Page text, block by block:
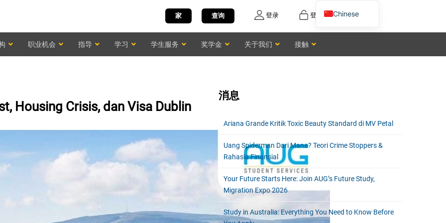
登记
登录
查询
家
职业机会 指导 学习 学生服务 奖学金 关于我们 接触
Housing Crisis, dan Visa Dublin
消息
Ariana Grande Kritik Toxic Beauty Standard di MV Petal
Uang Spiderman Dari Mana? Teori Crime Stoppers &
Rahasia Finansial
Your Future Starts Here: Join AUG’s Future Study,
Migration Expo 2026
Study in Australia: Everything You Need to Know Before
Chinese